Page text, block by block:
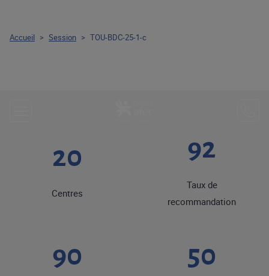
20
Centres
92
Taux de
recommandation
90 50
Accueil > Session > TOU-BDC-25-1-c